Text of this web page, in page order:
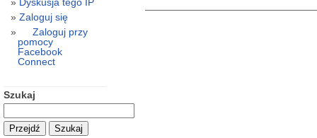
Zaloguj się
Zaloguj przy
pomocy
Facebook
Connect
Szukaj